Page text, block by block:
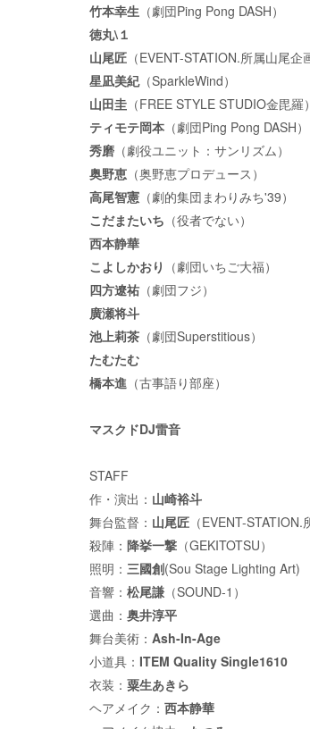
竹本幸生 （劇団Ping Pong DASH）
徳丸\１
山尾匠 （EVENT-STATION.所属山尾企
星凪美紀（SparkleWind）
山田圭 （FREE STYLE STUDIO金毘羅）
ティモテ岡本 （劇団Ping Pong DASH）
秀磨 （劇役ユニット：サンリズム）
奥野恵 （奥野恵プロデュース）
高尾智憲 （劇的集団まわりみち'39）
こだまたいち （役者でない）
西本静華
こよしかおり （劇団いちご大福）
四方遼祐 （劇団フジ）
廣瀬将斗
池上莉茶 （劇団Superstitious）
たむたむ
橋本進 （古事語り部座）
マスクドDJ雷音
STAFF
作・演出： 山崎裕斗
舞台監督： 山尾匠 （EVENT-STATION.
殺陣： 降挙一撃 （GEKITOTSU）
照明： 三國創(Sou Stage Lighting Art)
音響： 松尾謙 （SOUND-1）
選曲： 奥井淳平
舞台美術： Ash-In-Age
小道具： ITEM Quality Single1610
衣装： 粟生あきら
ヘアメイク： 西本静華